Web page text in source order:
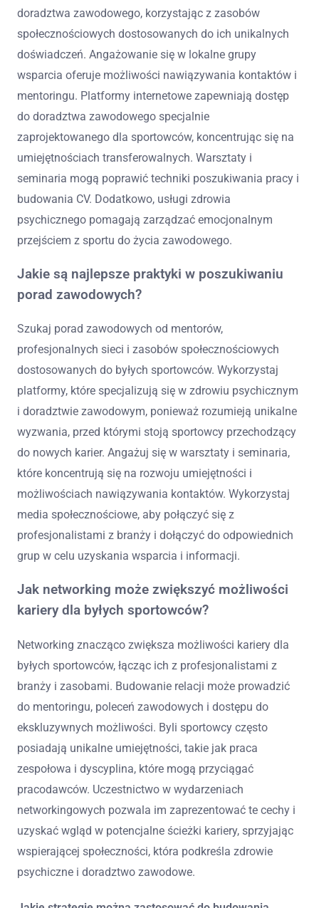
doradztwa zawodowego, korzystając z zasobów
społecznościowych dostosowanych do ich unikalnych
doświadczeń. Angażowanie się w lokalne grupy
wsparcia oferuje możliwości nawiązywania kontaktów i
mentoringu. Platformy internetowe zapewniają dostęp
do doradztwa zawodowego specjalnie
zaprojektowanego dla sportowców, koncentrując się na
umiejętnościach transferowalnych. Warsztaty i
seminaria mogą poprawić techniki poszukiwania pracy i
budowania CV. Dodatkowo, usługi zdrowia
psychicznego pomagają zarządzać emocjonalnym
przejściem z sportu do życia zawodowego.
Jakie są najlepsze praktyki w poszukiwaniu
porad zawodowych?
Szukaj porad zawodowych od mentorów,
profesjonalnych sieci i zasobów społecznościowych
dostosowanych do byłych sportowców. Wykorzystaj
platformy, które specjalizują się w zdrowiu psychicznym
i doradztwie zawodowym, ponieważ rozumieją unikalne
wyzwania, przed którymi stoją sportowcy przechodzący
do nowych karier. Angażuj się w warsztaty i seminaria,
które koncentrują się na rozwoju umiejętności i
możliwościach nawiązywania kontaktów. Wykorzystaj
media społecznościowe, aby połączyć się z
profesjonalistami z branży i dołączyć do odpowiednich
grup w celu uzyskania wsparcia i informacji.
Jak networking może zwiększyć możliwości
kariery dla byłych sportowców?
Networking znacząco zwiększa możliwości kariery dla
byłych sportowców, łącząc ich z profesjonalistami z
branży i zasobami. Budowanie relacji może prowadzić
do mentoringu, poleceń zawodowych i dostępu do
ekskluzywnych możliwości. Byli sportowcy często
posiadają unikalne umiejętności, takie jak praca
zespołowa i dyscyplina, które mogą przyciągać
pracodawców. Uczestnictwo w wydarzeniach
networkingowych pozwala im zaprezentować te cechy i
uzyskać wgląd w potencjalne ścieżki kariery, sprzyjając
wspierającej społeczności, która podkreśla zdrowie
psychiczne i doradztwo zawodowe.